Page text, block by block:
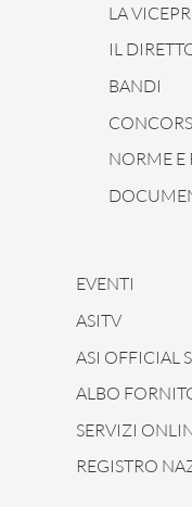
LA
IL
BANDI
NORME E
EVENTI
ASITV
ASI OFFICIAL
ALBO
SERVIZI
REGISTRO